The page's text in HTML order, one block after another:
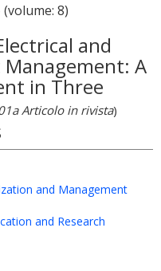
(volume: 8)
and
A
in Three
Articolo in rivista)
and Management
and Research